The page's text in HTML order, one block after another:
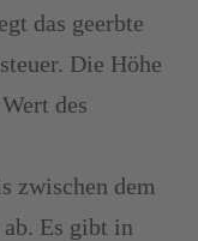
das geerbte
Die Höhe
des
zwischen dem
Es gibt in